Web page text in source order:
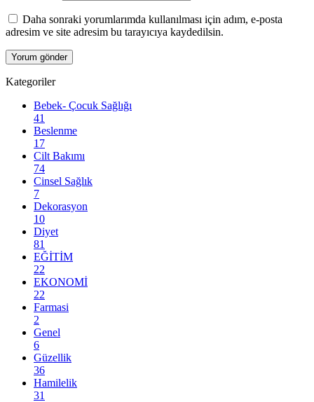
Daha sonraki yorumlarımda kullanılması için adım, e-posta
adresim ve site adresim bu tarayıcıya kaydedilsin.
Kategoriler
Bebek- Çocuk Sağlığı
41
Beslenme
17
Cilt Bakımı
74
Cinsel Sağlık
7
Dekorasyon
10
Diyet
81
EĞİTİM
22
EKONOMİ
22
Farmasi
2
Genel
6
Güzellik
36
Hamilelik
31